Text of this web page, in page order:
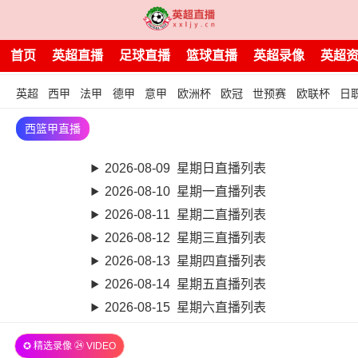
首页 英超直播 足球直播 篮球直播 英超录像 英超
英超 西甲 法甲 德甲 意甲 欧洲杯 欧冠 世预赛 欧联杯 日
西篮甲直播
2026-08-09 星期日直播列表
2026-08-10 星期一直播列表
2026-08-11 星期二直播列表
2026-08-12 星期三直播列表
2026-08-13 星期四直播列表
2026-08-14 星期五直播列表
2026-08-15 星期六直播列表
✪ 精选录像 ㉔ VIDEO